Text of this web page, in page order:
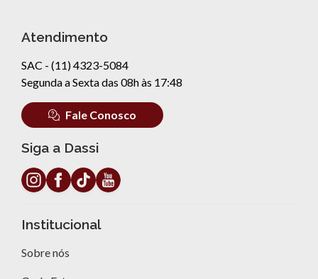
Atendimento
SAC - (11) 4323-5084
Segunda a Sexta das 08h às 17:48
Fale Conosco
Siga a Dassi
Institucional
Sobre nós